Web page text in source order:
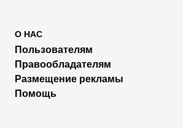
О НАС
Пользователям
Правообладателям
Размещение рекламы
Помощь